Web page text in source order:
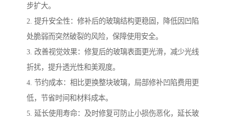
步扩大。
2. 提升安全性：修补后的玻璃结构更稳固，降低因凹陷
处脆弱而突然破裂的风险，保障使用安全。
3. 改善视觉效果：修复后的玻璃表面更光滑，减少光线
折扰，提升透光性和美观度。
4. 节约成本：相比更换整块玻璃，局部修补凹陷费用更
低，节省时间和材料成本。
5. 延长使用寿命：及时修复可防止小损伤恶化，延长玻